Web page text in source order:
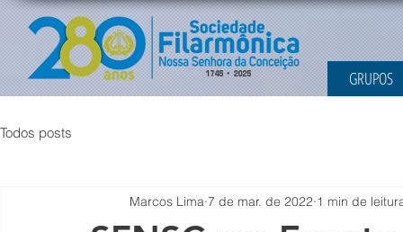
GRUPOS
Todos posts
Marcos Lima 7 de mar. de 2022 1 min de